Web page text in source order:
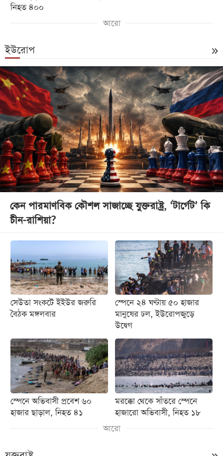
নিহত ৪০০
আরো
ইউরোপ
কেন পারমাণবিক কৌশল সাজাচ্ছে যুক্তরাষ্ট্র, ‘টার্গেট’ কি
চীন-রাশিয়া?
সেউতা সংকটে ইইউর জরুরি
বৈঠক মঙ্গলবার
স্পেনে ২৪ ঘণ্টায় ৫০ হাজার
মানুষের ঢল, ইউরোপজুড়ে
উদ্বেগ
স্পেনে অভিবাসী প্রবেশ ৬০
হাজার ছাড়াল, নিহত ৪১
মরক্কো থেকে সাঁতরে স্পেনে
হাজারো অভিবাসী, নিহত ১৮
আরো